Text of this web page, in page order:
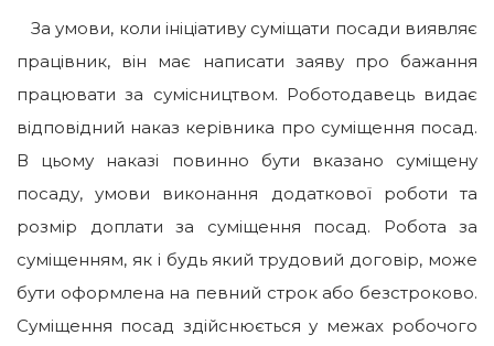
За умови, коли ініціативу суміщати посади виявляє
працівник, він має написати заяву про бажання
працювати за сумісництвом. Роботодавець видає
відповідний наказ керівника про суміщення посад.
В цьому наказі повинно бути вказано суміщену
посаду, умови виконання додаткової роботи та
розмір доплати за суміщення посад. Робота за
суміщенням, як і будь який трудовий договір, може
бути оформлена на певний строк або безстроково.
Суміщення посад здійснюється у межах робочого